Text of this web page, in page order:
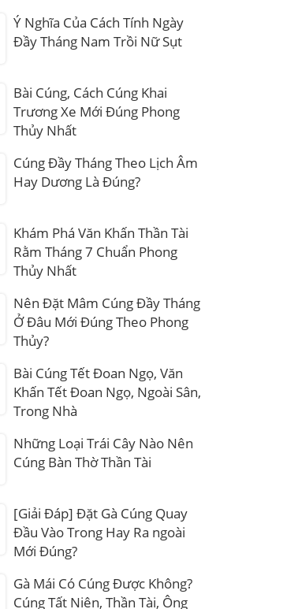
Ý Nghĩa Của Cách Tính Ngày
Đầy Tháng Nam Trồi Nữ Sụt
Bài Cúng, Cách Cúng Khai
Trương Xe Mới Đúng Phong
Thủy Nhất
Cúng Đầy Tháng Theo Lịch Âm
Hay Dương Là Đúng?
Khám Phá Văn Khấn Thần Tài
Rằm Tháng 7 Chuẩn Phong
Thủy Nhất
Nên Đặt Mâm Cúng Đầy Tháng
Ở Đâu Mới Đúng Theo Phong
Thủy?
Bài Cúng Tết Đoan Ngọ, Văn
Khấn Tết Đoan Ngọ, Ngoài Sân,
Trong Nhà
Những Loại Trái Cây Nào Nên
Cúng Bàn Thờ Thần Tài
[Giải Đáp] Đặt Gà Cúng Quay
Đầu Vào Trong Hay Ra ngoài
Mới Đúng?
Gà Mái Có Cúng Được Không?
Cúng Tất Niên, Thần Tài, Ông